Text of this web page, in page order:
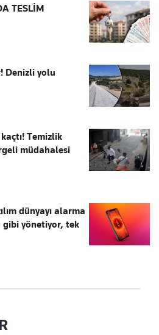
TESLİM
Denizli yolu
Temizlik
müdahalesi
dünyayı alarma
gibi yönetiyor, tek